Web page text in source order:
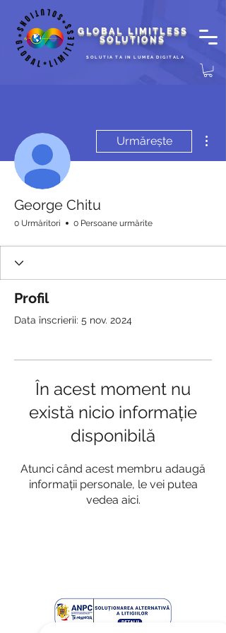
GLOBAL LIMITLESS
SOLUTIONS
SOLUTIA TA IN LUMEA DIGITALA
Urmărește
George Chitu
0 Urmăritori 0 Persoane urmărite
Profil
Data înscrierii: 5 nov. 2024
În acest moment nu
există nicio informație
disponibilă
Atunci când acest membru adaugă
informații personale, le vei putea
vedea aici.